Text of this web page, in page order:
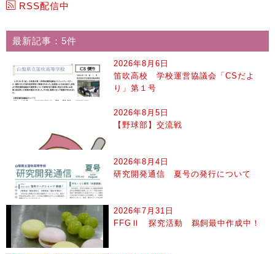
RSS配信中
最新記事：5件
2026年8月6日
笛吹高校 学校運営協議会「CSだよ
り」第１号
2026年8月5日
【野球部】交流戦
2026年8月4日
研究開発通信 夏号の発行について
2026年7月31日
FFGⅡ 探究活動 鵜飼最中作成中！